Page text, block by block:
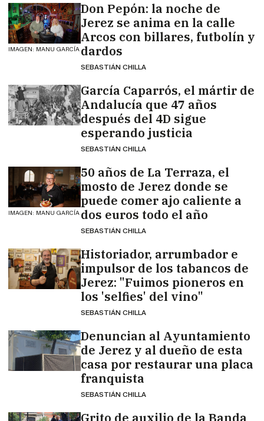
IMAGEN: MANU GARCÍA
Don Pepón: la noche de
Jerez se anima en la calle
Arcos con billares, futbolín y
dardos
SEBASTIÁN CHILLA
García Caparrós, el mártir de
Andalucía que 47 años
después del 4D sigue
esperando justicia
SEBASTIÁN CHILLA
IMAGEN: MANU GARCÍA
50 años de La Terraza, el
mosto de Jerez donde se
puede comer ajo caliente a
dos euros todo el año
SEBASTIÁN CHILLA
Historiador, arrumbador e
impulsor de los tabancos de
Jerez: "Fuimos pioneros en
los 'selfies' del vino"
SEBASTIÁN CHILLA
Denuncian al Ayuntamiento
de Jerez y al dueño de esta
casa por restaurar una placa
franquista
SEBASTIÁN CHILLA
Grito de auxilio de la Banda